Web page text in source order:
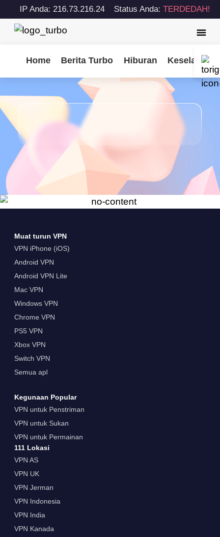
IP Anda: 216.73.216.24 Status Anda: TERDEDAH!
Home Berita Turbo Hiburan
Muat turun VPN
VPN iPhone (iOS)
Android VPN
Android VPN Lite
Mac VPN
Windows VPN
Chrome VPN
PS5 VPN
Xbox VPN
Switch VPN
Semua apl
Kegunaan Popular
VPN untuk Penstriman
VPN untuk Sukan
VPN untuk Permainan
111 Lokasi
VPN AS
VPN UK
VPN Jerman
VPN Indonesia
VPN India
VPN Kanada